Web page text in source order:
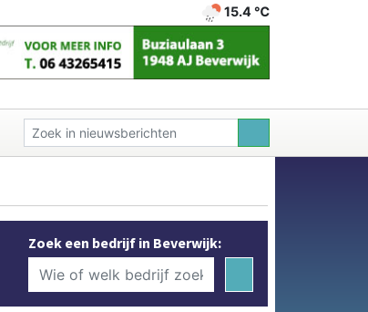
15.4 ℃
Zoek een bedrijf in Beverwijk: